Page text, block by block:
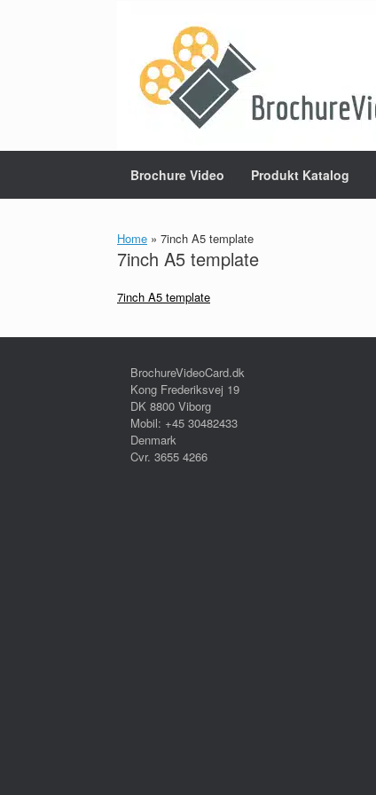
Brochure Video Produkt Katalog
Home » 7inch A5 template
7inch A5 template
7inch A5 template
BrochureVideoCard.dk
Kong Frederiksvej 19
DK 8800 Viborg
Mobil: +45 30482433
Denmark
Cvr. 3655 4266